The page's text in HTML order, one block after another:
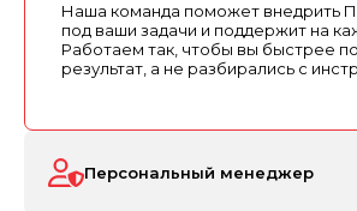
Наша команда поможет внедрить
под ваши задачи и поддержит на
Работаем так, чтобы вы быстрее
результат, а не разбирались с
Персональный менеджер